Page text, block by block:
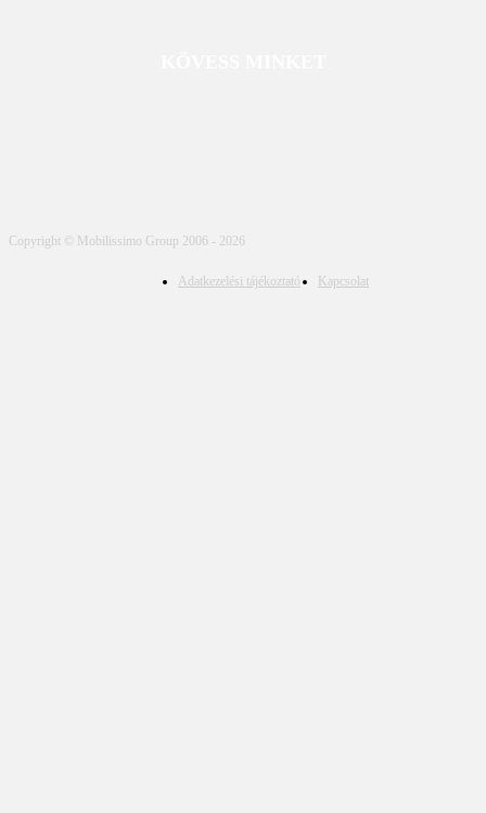
Copyright © Mobilissimo Group 2006 - 2026
Adatkezelési tájékoztató Kapcsolat